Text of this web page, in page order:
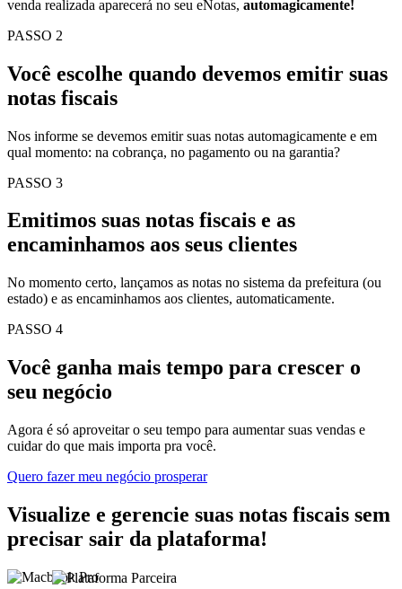
venda realizada aparecerá no seu eNotas, automagicamente!
PASSO 2
Você escolhe quando devemos emitir suas
notas fiscais
Nos informe se devemos emitir suas notas automagicamente e em
qual momento: na cobrança, no pagamento ou na garantia?
PASSO 3
Emitimos suas notas fiscais e as
encaminhamos aos seus clientes
No momento certo, lançamos as notas no sistema da prefeitura (ou
estado) e as encaminhamos aos clientes, automaticamente.
PASSO 4
Você ganha mais tempo para crescer o
seu negócio
Agora é só aproveitar o seu tempo para aumentar suas vendas e
cuidar do que mais importa pra você.
Quero fazer meu negócio prosperar
Visualize e gerencie suas notas fiscais sem
precisar sair da plataforma!